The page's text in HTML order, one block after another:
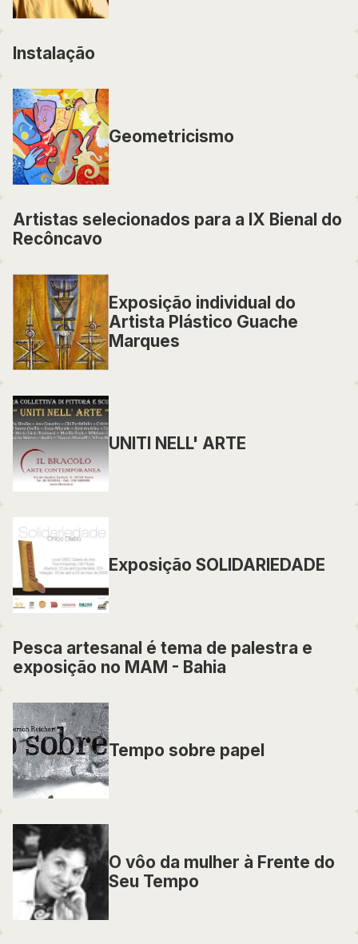
Instalação
Geometricismo
Artistas selecionados para a IX Bienal do
Recôncavo
Exposição individual do
Artista Plástico Guache
Marques
UNITI NELL' ARTE
Exposição SOLIDARIEDADE
Pesca artesanal é tema de palestra e
exposição no MAM - Bahia
Tempo sobre papel
O vôo da mulher à Frente do
Seu Tempo